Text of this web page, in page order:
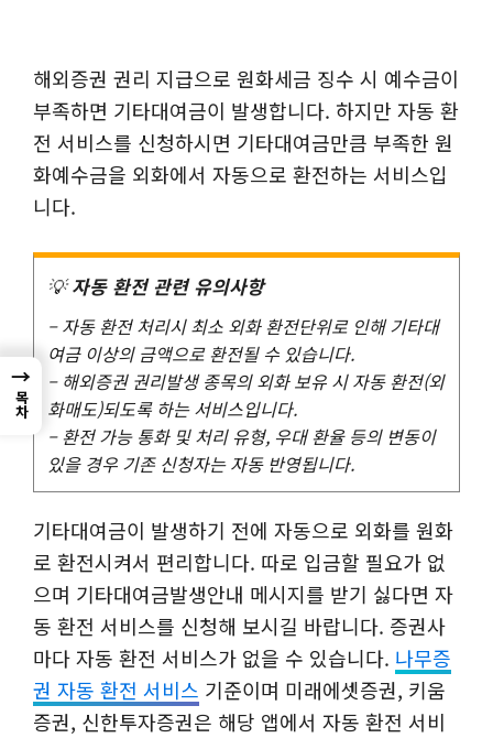
해외증권 권리 지급으로 원화세금 징수 시 예수금이
부족하면 기타대여금이 발생합니다. 하지만 자동 환
전 서비스를 신청하시면 기타대여금만큼 부족한 원
화예수금을 외화에서 자동으로 환전하는 서비스입
니다.
💡자동 환전 관련 유의사항
– 자동 환전 처리시 최소 외화 환전단위로 인해 기타대
여금 이상의 금액으로 환전될 수 있습니다.
– 해외증권 권리발생 종목의 외화 보유 시 자동 환전(외
화매도)되도록 하는 서비스입니다.
– 환전 가능 통화 및 처리 유형, 우대 환율 등의 변동이
있을 경우 기존 신청자는 자동 반영됩니다.
기타대여금이 발생하기 전에 자동으로 외화를 원화
로 환전시켜서 편리합니다. 따로 입금할 필요가 없
으며 기타대여금발생안내 메시지를 받기 싫다면 자
동 환전 서비스를 신청해 보시길 바랍니다. 증권사
마다 자동 환전 서비스가 없을 수 있습니다. 나무증
권 자동 환전 서비스 기준이며 미래에셋증권, 키움
증권, 신한투자증권은 해당 앱에서 자동 환전 서비
→
목차